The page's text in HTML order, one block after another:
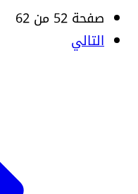
صفحة 52 من 62
التالي